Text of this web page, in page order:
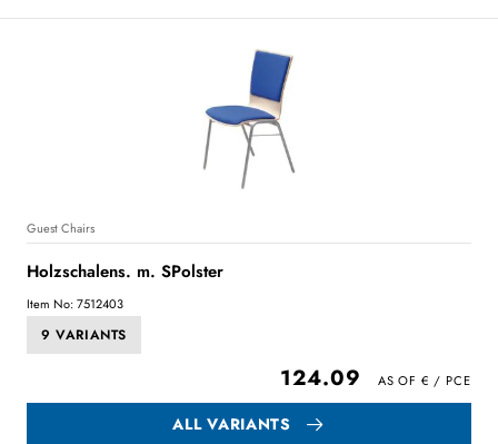
Guest Chairs
Holzschalens. m. SPolster
Item No: 7512403
9 VARIANTS
124.09
ALL VARIANTS